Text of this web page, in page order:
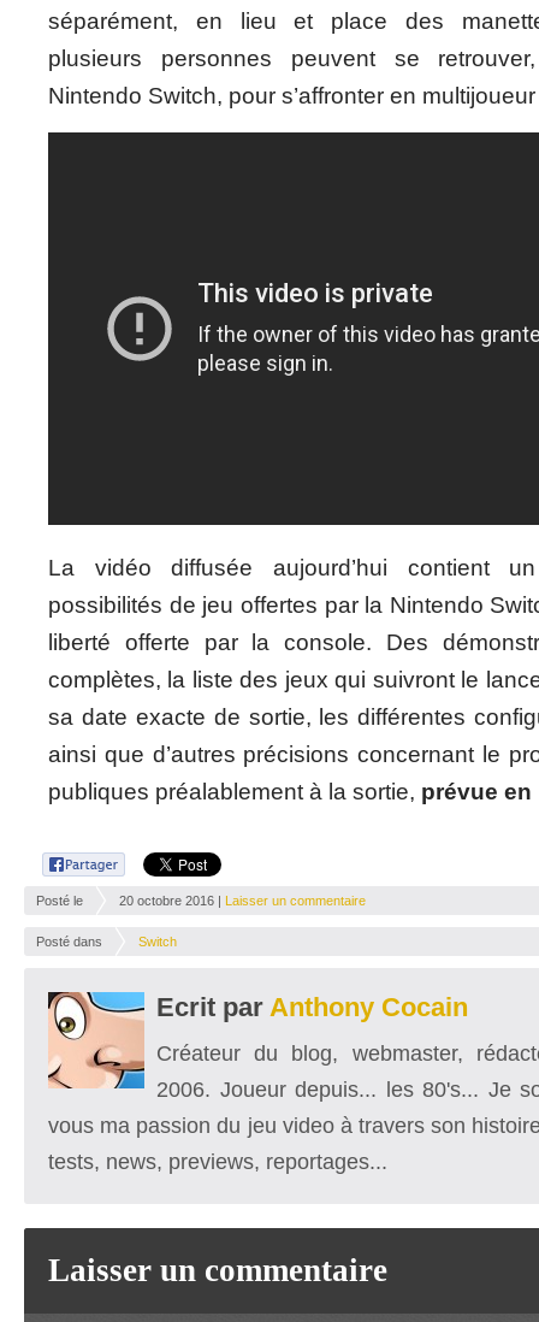
séparément, en lieu et place des
plusieurs personnes peuvent se
Nintendo Switch, pour s’affronter en
La vidéo diffusée aujourd’hui contient
possibilités de jeu offertes par la Nintendo
liberté offerte par la console. Des
complètes, la liste des jeux qui suivront le
sa date exacte de sortie, les différentes
ainsi que d’autres précisions concernant le
publiques préalablement à la sortie, prévue en
Posté le 20 octobre 2016 | Laisser un commentaire
Posté dans Switch
Ecrit par Anthony Cocain
Créateur du blog, webmaster,
2006. Joueur depuis... les 80's... Je
vous ma passion du jeu video à travers son
tests, news, previews, reportages...
Laisser un commentaire